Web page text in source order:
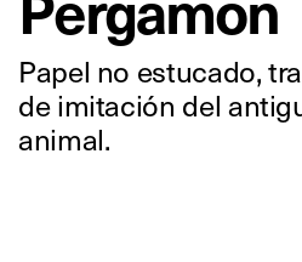
Papel no estucado,
de imitación del
animal.